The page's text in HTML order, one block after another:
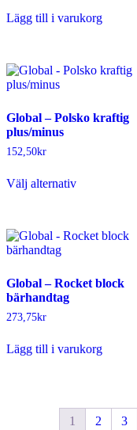
Lägg till i varukorg
Global – Polsko kraftig
plus/minus
152,50kr
Välj alternativhär
varianter.
alternativen
Global – Rocket block
bärhandtag
273,75kr
Lägg till i varukorg
1 2 3